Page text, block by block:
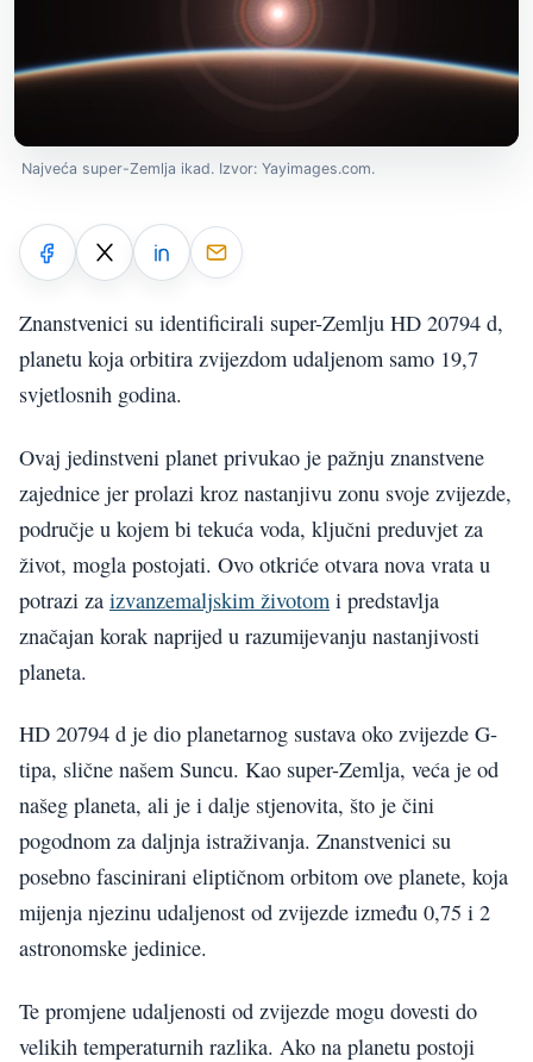
Najveća super-Zemlja ikad. Izvor: Yayimages.com.
Znanstvenici su identificirali super-Zemlju HD 20794 d,
planetu koja orbitira zvijezdom udaljenom samo 19,7
svjetlosnih godina.
Ovaj jedinstveni planet privukao je pažnju znanstvene
zajednice jer prolazi kroz nastanjivu zonu svoje zvijezde,
područje u kojem bi tekuća voda, ključni preduvjet za
život, mogla postojati. Ovo otkriće otvara nova vrata u
potrazi za izvanzemaljskim životom i predstavlja
značajan korak naprijed u razumijevanju nastanjivosti
planeta.
HD 20794 d je dio planetarnog sustava oko zvijezde G-
tipa, slične našem Suncu. Kao super-Zemlja, veća je od
našeg planeta, ali je i dalje stjenovita, što je čini
pogodnom za daljnja istraživanja. Znanstvenici su
posebno fascinirani eliptičnom orbitom ove planete, koja
mijenja njezinu udaljenost od zvijezde između 0,75 i 2
astronomske jedinice.
Te promjene udaljenosti od zvijezde mogu dovesti do
velikih temperaturnih razlika. Ako na planetu postoji